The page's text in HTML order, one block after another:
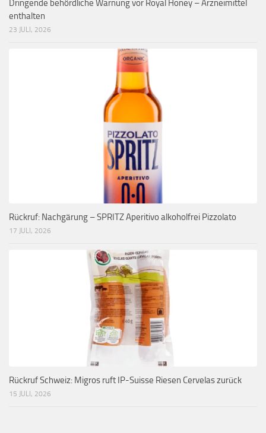
Dringende behördliche Warnung vor Royal Honey – Arzneimittel
enthalten
23 JULI, 2026
Rückruf: Nachgärung – SPRITZ Aperitivo alkoholfrei Pizzolato
17 JULI, 2026
Rückruf Schweiz: Migros ruft IP-Suisse Riesen Cervelas zurück
15 JULI, 2026